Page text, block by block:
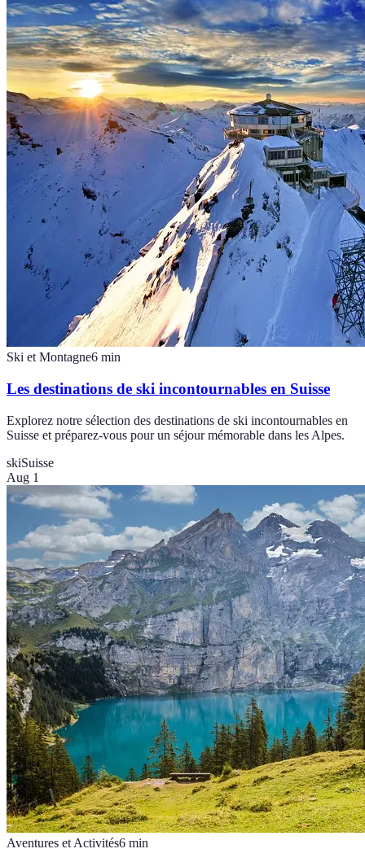
Ski et Montagne6 min
Les destinations de ski incontournables en Suisse
Explorez notre sélection des destinations de ski incontournables en
Suisse et préparez-vous pour un séjour mémorable dans les Alpes.
skiSuisse
Aug 1
Aventures et Activités6 min